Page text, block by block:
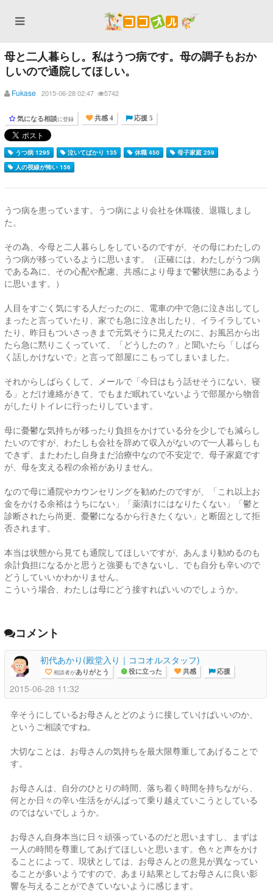
母と二人暮らし。私はうつ病です。母の調子もおか
しいので通院してほしい。
Fukase 2015-06-28 02:47 5742
気になる相談に登録 共感 4 応援 5
うつ病 1295 泣いてばかり 135 休職 450
母子家庭 259
人の視線が怖い 156
うつ病を患っています。うつ病により会社を休職後、退職しまし
た。
その為、今母と二人暮らしをしているのですが、その母にわたしの
うつ病が移っているように思います。（正確には、わたしがうつ病
である為に、その心配や配慮、共感により母まで鬱状態にあるよう
に思います。）
人目をすごく気にする人だったのに、電車の中で急に泣き出してし
まったと言っていたり、家でも急に泣き出したり、イライラしてい
たり、昨日もついさっきまで元気そうに見えたのに、お風呂から出
たら急に黙りこくっていて、「どうしたの？」と聞いたら「しばら
く話しかけないで」と言って部屋にこもってしまいました。
それからしばらくして、メールで「今日はもう話せそうにない、寝
る」とだけ連絡がきて、でもまだ眠れていないようで部屋から物音
がしたりトイレに行ったりしています。
母に憂鬱な気持ちが移ったり負担をかけている分を少しでも減らし
たいのですが、わたしも会社を辞めて収入がないので一人暮らしも
できず、またわたし自身まだ治療中なので不安定で、母子家庭です
が、母を支える程の余裕がありません。
なので母に通院やカウンセリングを勧めたのですが、「これ以上お
金をかける余裕はうちにない」「薬漬けにはなりたくない」「鬱と
診断されたら尚更、憂鬱になるから行きたくない」と断固として拒
否されます。
本当は状態から見ても通院してほしいですが、あんまり勧めるのも
余計負担になるかと思うと強要もできないし、でも自分も辛いので
どうしていいかわかりません。
こういう場合、わたしは母にどう接すればいいのでしょうか。
コメント
初代あかり(殿堂入り｜ココオルスタッフ)
相談者がありがとう 役に立った 共感 応援
2015-06-28 11:32
辛そうにしているお母さんとどのように接していけばいいのか、
というご相談ですね。
大切なことは、お母さんの気持ちを最大限尊重してあげることで
す。
お母さんは、自分のひとりの時間、落ち着く時間を持ちながら、
何とか日々の辛い生活をがんばって乗り越えていこうとしている
のではないでしょうか。
お母さん自身本当に日々頑張っているのだと思いますし、まずは
一人の時間を尊重してあげてほしいと思います。色々と声をかけ
ることによって、現状としては、お母さんとの意見が異なってい
ることが多いようですので、あまり結果としてお母さんに良い影
響を与えることができていないように感じます。